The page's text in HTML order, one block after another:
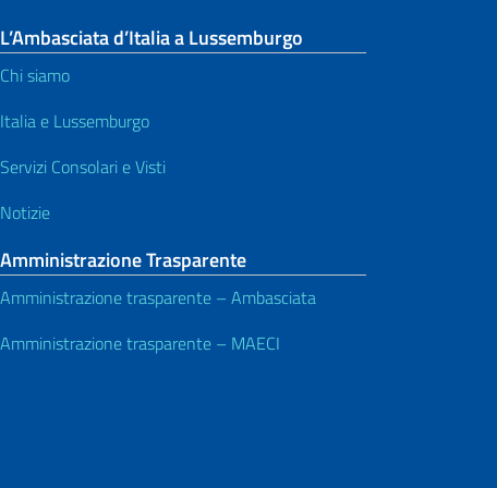
L’Ambasciata d’Italia a Lussemburgo
Chi siamo
Italia e Lussemburgo
Servizi Consolari e Visti
Notizie
Amministrazione Trasparente
Amministrazione trasparente – Ambasciata
Amministrazione trasparente – MAECI